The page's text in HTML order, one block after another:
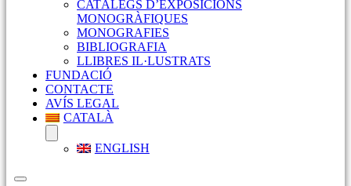
CATÀLEGS D’EXPOSICIONS
MONOGRÀFIQUES
MONOGRAFIES
BIBLIOGRAFIA
LLIBRES IL·LUSTRATS
FUNDACIÓ
CONTACTE
AVÍS LEGAL
CATALÀ
ENGLISH